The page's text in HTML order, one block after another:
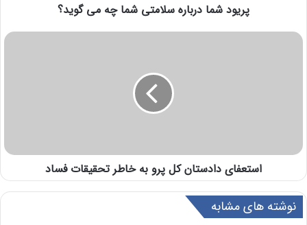
پریود شما درباره سلامتی شما چه می گوید؟
استعفای دادستان کل پرو به خاطر تحقیقات فساد
نوشته های مشابه